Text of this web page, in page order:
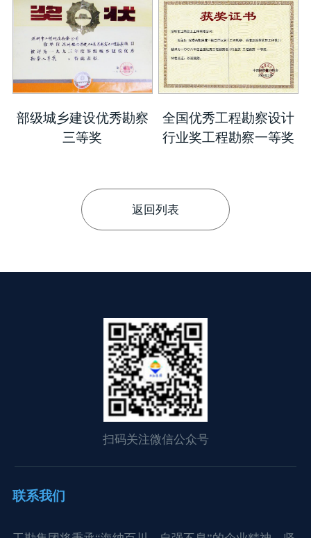
部级城乡建设优秀勘察
三等奖
全国优秀工程勘察设计
行业奖工程勘察一等奖
返回列表
扫码关注微信公众号
联系我们